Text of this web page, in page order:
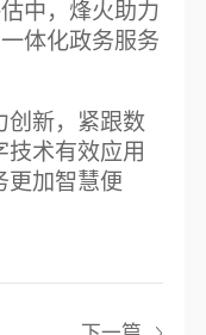
中，烽火助力
体化政务服务
创新，紧跟数
技术有效应用
更加智慧便